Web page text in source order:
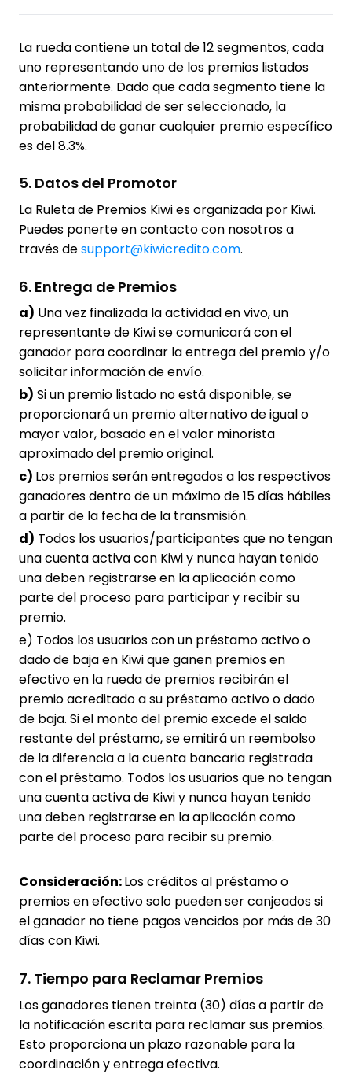
La rueda contiene un total de 12 segmentos, cada
uno representando uno de los premios listados
anteriormente. Dado que cada segmento tiene la
misma probabilidad de ser seleccionado, la
probabilidad de ganar cualquier premio específico
es del 8.3%.
5. Datos del Promotor
La Ruleta de Premios Kiwi es organizada por Kiwi.
Puedes ponerte en contacto con nosotros a
través desupport@kiwicredito.com.
6. Entrega de Premios
a) Una vez finalizada la actividad en vivo, un
representante de Kiwi se comunicará con el
ganador para coordinar la entrega del premio y/o
solicitar información de envío.
b) Si un premio listado no está disponible, se
proporcionará un premio alternativo de igual o
mayor valor, basado en el valor minorista
aproximado del premio original.
c) Los premios serán entregados a los respectivos
ganadores dentro de un máximo de 15 días hábiles
a partir de la fecha de la transmisión.
d) Todos los usuarios/participantes que no tengan
una cuenta activa con Kiwi y nunca hayan tenido
una deben registrarse en la aplicación como
parte del proceso para participar y recibir su
premio.
e) Todos los usuarios con un préstamo activo o
dado de baja en Kiwi que ganen premios en
efectivo en la rueda de premios recibirán el
premio acreditado a su préstamo activo o dado
de baja. Si el monto del premio excede el saldo
restante del préstamo, se emitirá un reembolso
de la diferencia a la cuenta bancaria registrada
con el préstamo. Todos los usuarios que no tengan
una cuenta activa de Kiwi y nunca hayan tenido
una deben registrarse en la aplicación como
parte del proceso para recibir su premio.
Consideración:Los créditos al préstamo o
premios en efectivo solo pueden ser canjeados si
el ganador no tiene pagos vencidos por más de 30
días con Kiwi.
7. Tiempo para Reclamar Premios
Los ganadores tienen treinta (30) días a partir de
la notificación escrita para reclamar sus premios.
Esto proporciona un plazo razonable para la
coordinación y entrega efectiva.